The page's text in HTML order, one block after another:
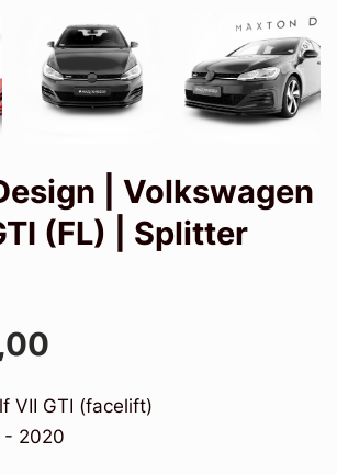
| Volkswagen
(FL) | Splitter
VII GTI (facelift)
- 2020